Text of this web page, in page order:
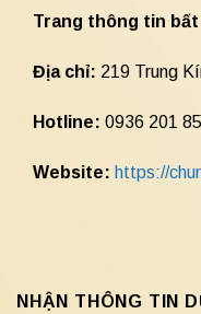
Trang thông tin
Địa chỉ: 219 Trung
Hotline: 0936 201
Website: https://
NHẬN THÔNG TIN